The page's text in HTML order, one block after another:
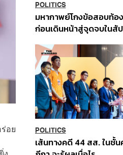
อย
POLITICS
มหากาพย์โกงข้อสอบท้อ
ก่อนเดินหน้าสู่จุดจบในสั
POLITICS
เส้นทางคดี 44 สส. ในชั้